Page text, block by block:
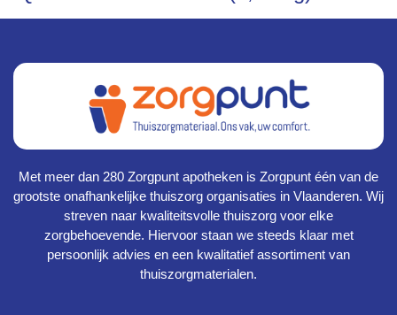
Met meer dan 280 Zorgpunt apotheken is Zorgpunt één van de
grootste onafhankelijke thuiszorg organisaties in Vlaanderen. Wij
streven naar kwaliteitsvolle thuiszorg voor elke
zorgbehoevende. Hiervoor staan we steeds klaar met
persoonlijk advies en een kwalitatief assortiment van
thuiszorgmaterialen.